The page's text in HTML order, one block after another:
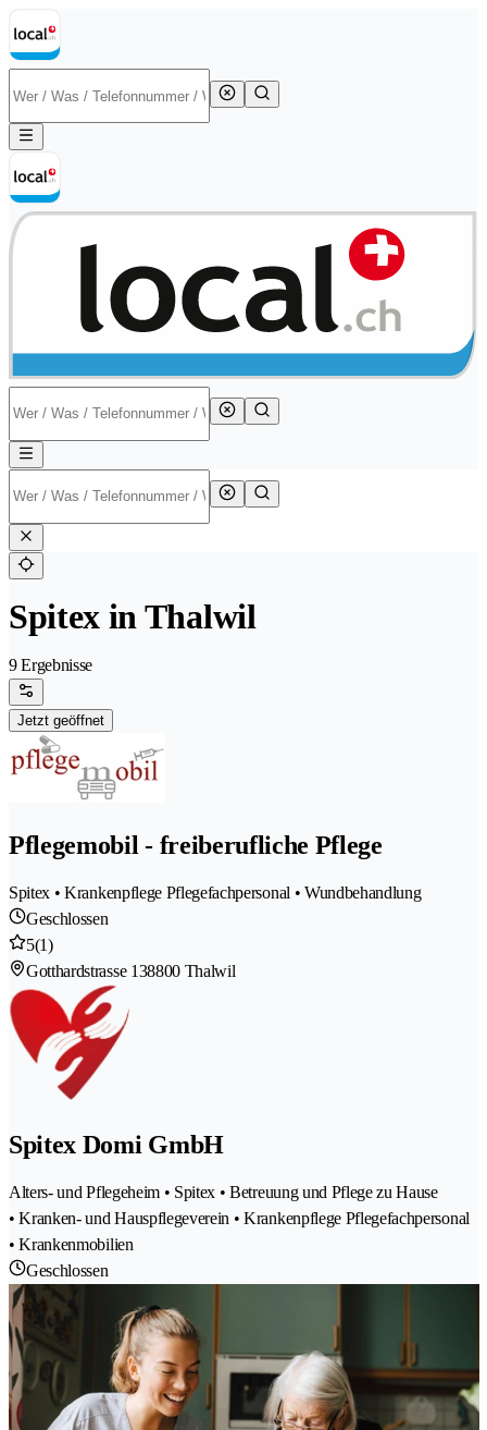
Spitex in Thalwil
9 Ergebnisse
Jetzt geöffnet
Pflegemobil - freiberufliche Pflege
Spitex • Krankenpflege Pflegefachpersonal • Wundbehandlung
Geschlossen
5(1)
Gotthardstrasse 138800 Thalwil
Spitex Domi GmbH
Alters- und Pflegeheim • Spitex • Betreuung und Pflege zu Hause
• Kranken- und Hauspflegeverein • Krankenpflege Pflegefachpersonal
• Krankenmobilien
Geschlossen